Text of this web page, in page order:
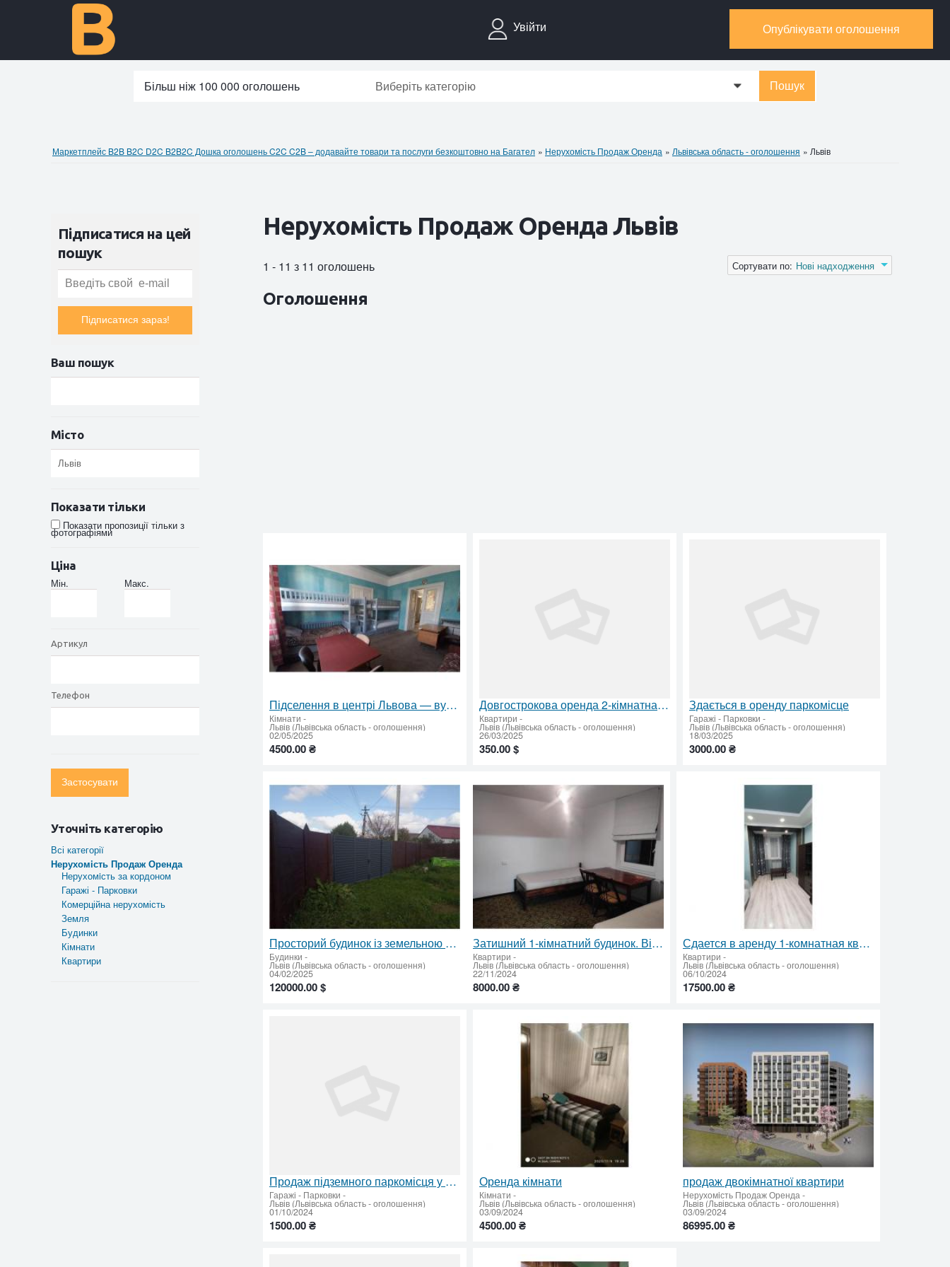
Увійти Опублікувати оголошення
Більш ніж 100 000 оголошень Виберіть категорію 0 Пошук
Маркетплейс B2B B2C D2C B2B2C Дошка оголошень C2C C2B – додавайте товари та послуги безкоштовно на Багател » Нерухомiсть Продаж Оренда » Львівська область - оголошення » Львів
Підписатися на цей
пошук
Підписатися зараз!
Ваш пошук
Місто
Показати тільки
Показати пропозиції тільки з
фотографіями
Ціна
Мін.
Макс.
Артикул
Телефон
Застосувати
Уточніть категорію
Всі категорії
Нерухомiсть Продаж Оренда
Нерухомiсть за кордоном
Гаражі - Парковки
Комерційна нерухомість
Земля
Будинки
Кімнати
Квартири
Нерухомiсть Продаж Оренда Львів
1 - 11 з 11 оголошень Сортувати по: Нові надходження
Оголошення
Підселення в центрі Львова — вул. Франка, Галицький район ✅
Кімнати -
Львів (Львівська область - оголошення)
02/05/2025
4500.00 ₴
Довгострокова оренда 2-кімнатна квартира, Шевченківський район, вул. Крехівська, 8
Квартири -
Львів (Львівська область - оголошення)
26/03/2025
350.00 $
Здається в оренду паркомісце
Гаражі - Парковки -
Львів (Львівська область - оголошення)
18/03/2025
3000.00 ₴
Просторий будинок із земельною ділянкою за ціною квартири
Будинки -
Львів (Львівська область - оголошення)
04/02/2025
120000.00 $
Затишний 1-кімнатний будинок. Від власника
Квартири -
Львів (Львівська область - оголошення)
22/11/2024
8000.00 ₴
Сдается в аренду 1-комнатная квартира
Квартири -
Львів (Львівська область - оголошення)
06/10/2024
17500.00 ₴
Продаж підземного паркомісця у Франківському районі
Гаражі - Парковки -
Львів (Львівська область - оголошення)
01/10/2024
1500.00 ₴
Оренда кімнати
Кімнати -
Львів (Львівська область - оголошення)
03/09/2024
4500.00 ₴
продаж двокімнатної квартири
Нерухомiсть Продаж Оренда -
Львів (Львівська область - оголошення)
03/09/2024
86995.00 ₴